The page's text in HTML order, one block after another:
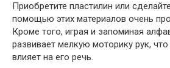
Приобретите пластилин или
помощью этих материалов очень
Кроме того, играя и запоминая
развивает мелкую моторику рук,
влияет на его речь.